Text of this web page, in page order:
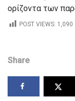
ορίζοντα των
POST VIEWS: 1,090
Share